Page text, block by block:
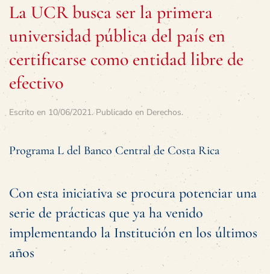
La UCR busca ser la primera
universidad pública del país en
certificarse como entidad libre de
efectivo
Escrito en 10/06/2021. Publicado en Derechos.
Programa L del Banco Central de Costa Rica
Con esta iniciativa se procura potenciar una
serie de prácticas que ya ha venido
implementando la Institución en los últimos
años